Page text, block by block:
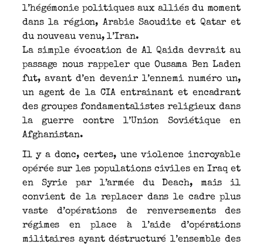
l’hégémonie politiques aux alliés du moment
dans la région, Arabie Saoudite et Qatar et
du nouveau venu, l’Iran.
La simple évocation de Al Qaida devrait au
passage nous rappeler que Ousama Ben Laden
fut, avant d’en devenir l’ennemi numéro un,
un agent de la CIA entrainant et encadrant
des groupes fondamentalistes religieux dans
la guerre contre l’Union Soviétique en
Afghanistan.
Il y a donc, certes, une violence incroyable
opérée sur les populations civiles en Iraq et
en Syrie par l’armée du Deach, mais il
convient de la replacer dans le cadre plus
vaste d’opérations de renversements des
régimes en place à l’aide d’opérations
militaires ayant déstructuré l’ensemble des